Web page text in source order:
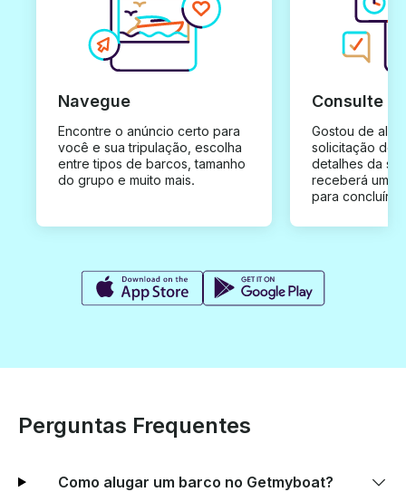
Navegue
Encontre o anúncio certo para
você e sua tripulação, escolha
entre tipos de barcos, tamanho
do grupo e muito mais.
Consulte e
Gostou de
solicitação de
detalhes da
receberá uma
para concluír a
Perguntas Frequentes
Como alugar um barco no Getmyboat?